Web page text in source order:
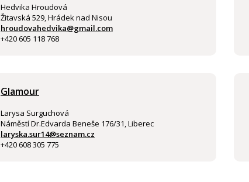
Hedvika Hroudová
Žitavská 529, Hrádek nad Nisou
hroudovahedvika@gmail.com
+420 605 118 768
Glamour
Larysa Surguchová
Náměstí Dr.Edvarda Beneše 176/31, Liberec
laryska.sur14@seznam.cz
+420 608 305 775